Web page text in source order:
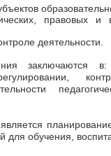
правовых
деятельности.
заключаются в:
обучения,